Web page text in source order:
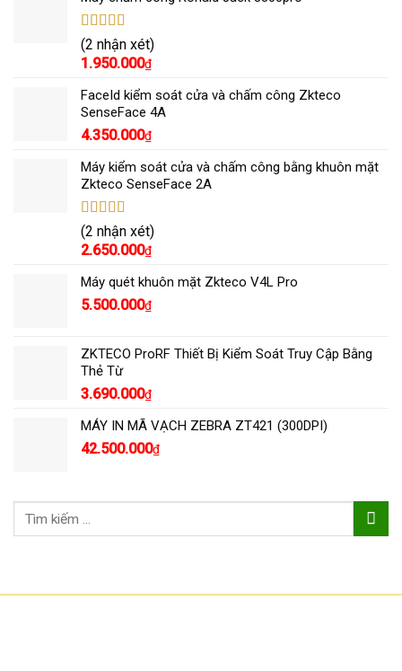
Được xếp
hạng5.005
sao
(2 nhận xét)
1.950.000₫
FaceId kiểm soát cửa và chấm công Zkteco
SenseFace 4A
4.350.000₫
Máy kiểm soát cửa và chấm công bằng khuôn mặt
Zkteco SenseFace 2A
Được xếp
hạng5.005
sao
(2 nhận xét)
2.650.000₫
Máy quét khuôn mặt Zkteco V4L Pro
5.500.000₫
ZKTECO ProRF Thiết Bị Kiểm Soát Truy Cập Bằng
Thẻ Từ
3.690.000₫
MÁY IN MÃ VẠCH ZEBRA ZT421 (300DPI)
42.500.000₫
Tìm